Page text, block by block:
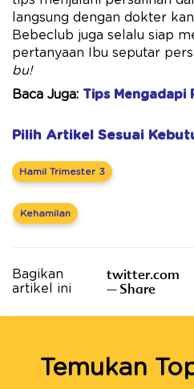
langsung dengan dokter
Bebeclub juga selalu siap
pertanyaan Ibu seputar
bu!
Baca Juga: Tips Mengadapi
Pilih Artikel Sesuai
Hamil Trimester 3
Kehamilan
Bagikan
artikel ini
twitter.com
– Share
Temukan